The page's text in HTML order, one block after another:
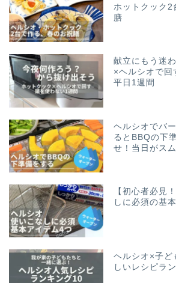
ホットクック2
膳
献立にもう迷
×ヘルシオで回
平日1週間
ヘルシオでバ
るとBBQの下
せ！当日がス
【初心者必見
しに必須の基
ヘルシオ×子ど
しいレシピラ